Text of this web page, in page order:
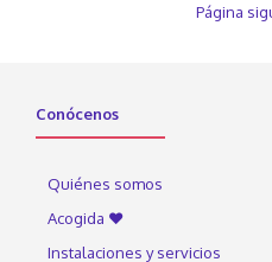
Página
Conócenos
Quiénes somos
Acogida ♥
Instalaciones y servicios